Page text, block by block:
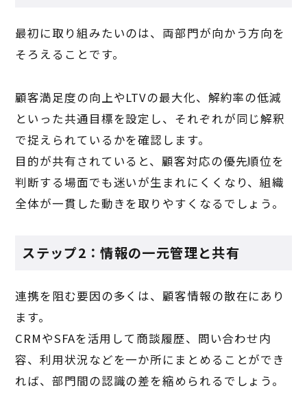
最初に取り組みたいのは、両部門が向かう方向を
そろえることです。
顧客満足度の向上やLTVの最大化、解約率の低減
といった共通目標を設定し、それぞれが同じ解釈
で捉えられているかを確認します。
目的が共有されていると、顧客対応の優先順位を
判断する場面でも迷いが生まれにくくなり、組織
全体が一貫した動きを取りやすくなるでしょう。
ステップ2：情報の一元管理と共有
連携を阻む要因の多くは、顧客情報の散在にあり
ます。
CRMやSFAを活用して商談履歴、問い合わせ内
容、利用状況などを一か所にまとめることができ
れば、部門間の認識の差を縮められるでしょう。